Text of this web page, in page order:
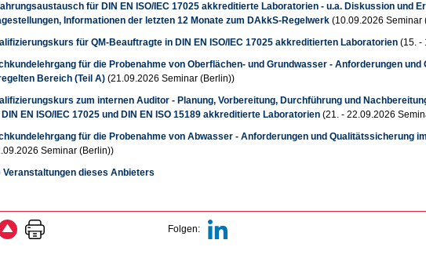
für DIN EN ISO/IEC 17025 akkreditierte Laboratorien - u.a. Diskussion und
Informationen der letzten 12 Monate zum DAkkS-Regelwerk (10.09.2026 Seminar
für QM-Beauftragte in DIN EN ISO/IEC 17025 akkreditierten Laboratorien (15. -
für die Probenahme von Oberflächen- und Grundwasser - Anforderungen
Bereich (Teil A) (21.09.2026 Seminar (Berlin))
zum internen Auditor - Planung, Vorbereitung, Durchführung und
EN ISO/IEC 17025 und DIN EN ISO 15189 akkreditierte Laboratorien (21. - 22.09.2026
für die Probenahme von Abwasser - Anforderungen und Qualitätssicherung
Seminar (Berlin))
Veranstaltungen dieses Anbieters
Folgen: